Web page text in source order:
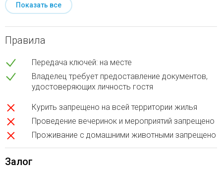
Показать все
Правила
Передача ключей: на месте
Владелец требует предоставление документов,
удостоверяющих личность гостя
Курить запрещено на всей территории жилья
Проведение вечеринок и мероприятий запрещено
Проживание с домашними животными запрещено
Залог